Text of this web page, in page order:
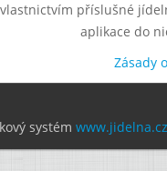
příslušné
aplikace do
Zásady
systém www.jidelna.cz